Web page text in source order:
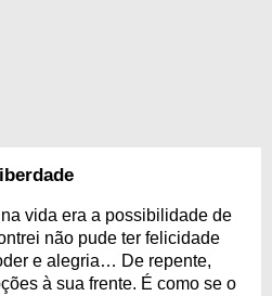
vida era a possibilidade de
não pude ter felicidade
e alegria… De repente,
à sua frente. É como se o